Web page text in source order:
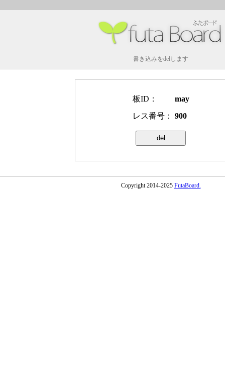
書き込みをdelします
板ID：
may
レス番号：
900
Copyright 2014-2025 FutaBoard.